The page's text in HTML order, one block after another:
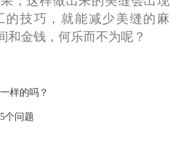
的技巧，就能减少美缝的麻
和金钱，何乐而不为呢？
样的吗？
个问题